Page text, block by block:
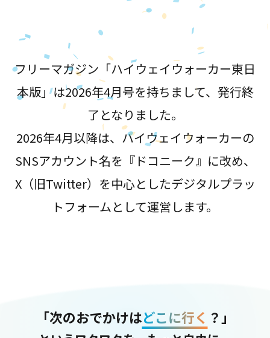
フリーマガジン「ハイウェイウォーカー東日
本版」は2026年4月号を持ちまして、発行終
了となりました。
2026年4月以降は、ハイウェイウォーカーの
SNSアカウント名を『ドコニーク』に改め、
X（旧Twitter）を中心としたデジタルプラッ
トフォームとして運営します。
「次のおでかけはどこに行く ？」